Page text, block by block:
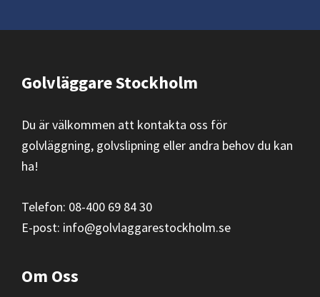
Footer
Golvläggare Stockholm
Du är välkommen att kontakta oss för
golvläggning, golvslipning eller andra behov du kan
ha!
Telefon: 08-400 69 84 30
E-post: info@golvlaggarestockholm.se
Om Oss